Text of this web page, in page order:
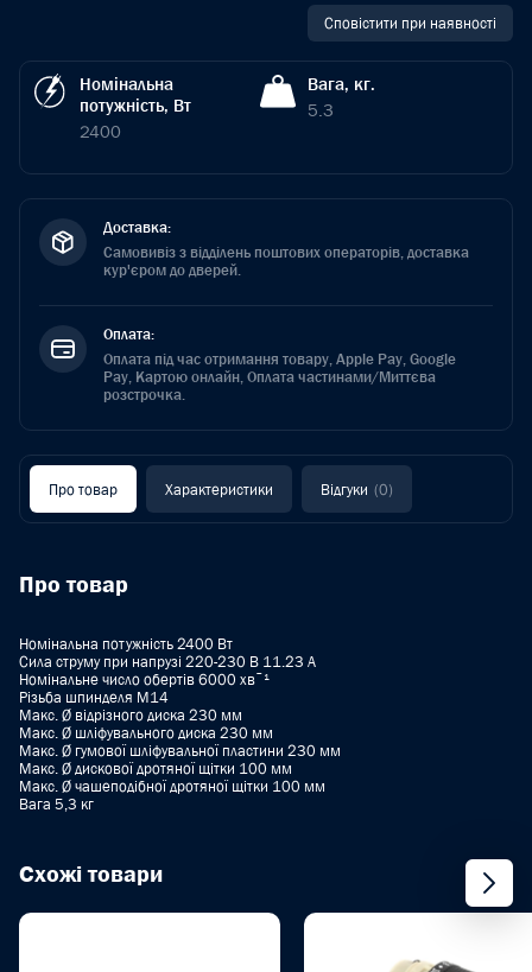
Сповістити при наявності
Номінальна
потужність, Вт
2400
Вага, кг.
5.3
Доставка:
Самовивіз з відділень поштових операторів, доставка
кур'єром до дверей.
Оплата:
Оплата під час отримання товару, Apple Pay, Google
Pay, Картою онлайн, Оплата частинами/Миттєва
розстрочка.
Про товар Характеристики Відгуки (0)
Про товар
Номінальна потужність 2400 Вт
Сила струму при напрузі 220-230 В 11.23 A
Номінальне число обертів 6000 хвˉ¹
Різьба шпинделя M14
Макс. Ø відрізного диска 230 мм
Макс. Ø шліфувального диска 230 мм
Макс. Ø гумової шліфувальної пластини 230 мм
Макс. Ø дискової дротяної щітки 100 мм
Макс. Ø чашеподібної дротяної щітки 100 мм
Вага 5,3 кг
Схожі товари